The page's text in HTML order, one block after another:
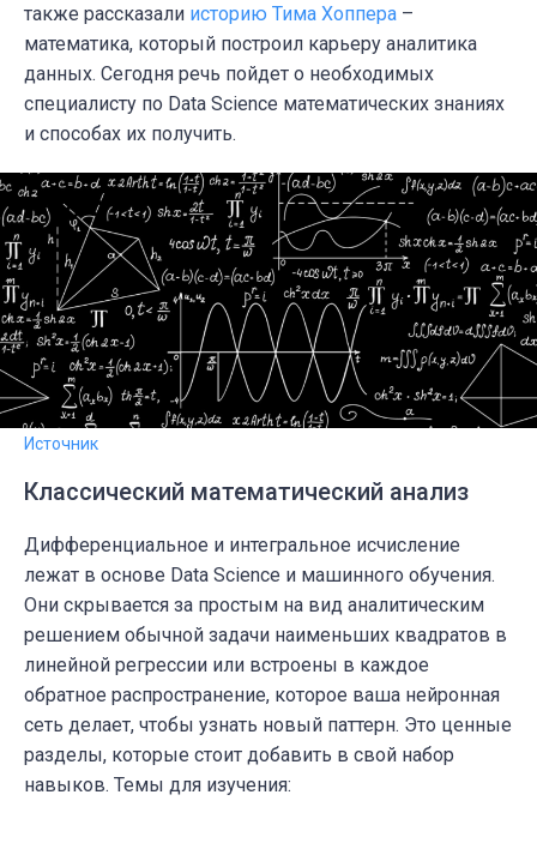
также рассказали историю Тима Хоппера –
математика, который построил карьеру аналитика
данных. Сегодня речь пойдет о необходимых
специалисту по Data Science математических знаниях
и способах их получить.
Источник
Классический математический анализ
Дифференциальное и интегральное исчисление
лежат в основе Data Science и машинного обучения.
Они скрывается за простым на вид аналитическим
решением обычной задачи наименьших квадратов в
линейной регрессии или встроены в каждое
обратное распространение, которое ваша нейронная
сеть делает, чтобы узнать новый паттерн. Это ценные
разделы, которые стоит добавить в свой набор
навыков. Темы для изучения: